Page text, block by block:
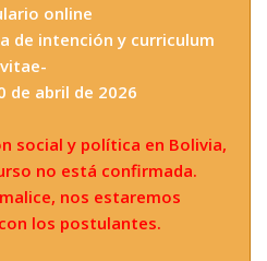
online
de intención y curriculum
vitae-
de abril de 2026
social y política en Bolivia,
no está confirmada.
nos estaremos
los postulantes.